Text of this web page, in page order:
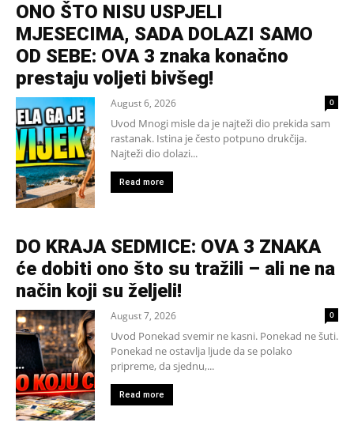
ONO ŠTO NISU USPJELI
MJESECIMA, SADA DOLAZI SAMO
OD SEBE: OVA 3 znaka konačno
prestaju voljeti bivšeg!
August 6, 2026 0
Uvod Mnogi misle da je najteži dio prekida sam
rastanak. Istina je često potpuno drukčija.
Najteži dio dolazi...
Read more
DO KRAJA SEDMICE: OVA 3 ZNAKA
će dobiti ono što su tražili – ali ne na
način koji su željeli!
August 7, 2026 0
Uvod Ponekad svemir ne kasni. Ponekad ne šuti.
Ponekad ne ostavlja ljude da se polako
pripreme, da sjednu,...
Read more